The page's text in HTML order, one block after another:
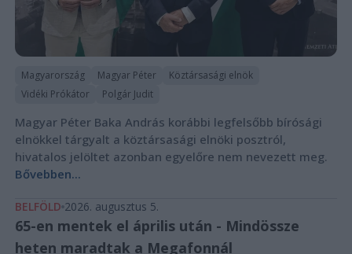
Magyarország Magyar Péter
Köztársasági elnök
Vidéki Prókátor
Polgár Judit
Magyar Péter Baka András korábbi legfelsőbb bírósági
elnökkel tárgyalt a köztársasági elnöki posztról,
hivatalos jelöltet azonban egyelőre nem nevezett meg.
Bővebben...
BELFÖLD 2026. augusztus 5.
65-en mentek el április után - Mindössze
heten maradtak a Megafonnál